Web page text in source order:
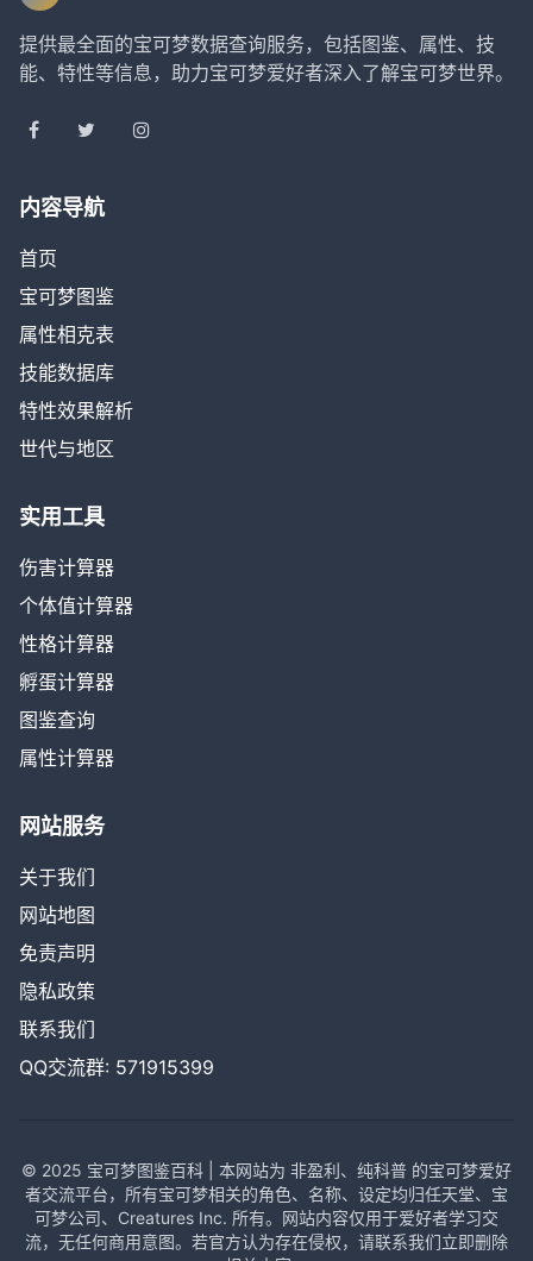
提供最全面的宝可梦数据查询服务，包括图鉴、属性、技
能、特性等信息，助力宝可梦爱好者深入了解宝可梦世界。
内容导航
首页
宝可梦图鉴
属性相克表
技能数据库
特性效果解析
世代与地区
实用工具
伤害计算器
个体值计算器
性格计算器
孵蛋计算器
图鉴查询
属性计算器
网站服务
关于我们
网站地图
免责声明
隐私政策
联系我们
QQ交流群: 571915399
© 2025 宝可梦图鉴百科 | 本网站为 非盈利、纯科普 的宝可梦爱好
者交流平台，所有宝可梦相关的角色、名称、设定均归任天堂、宝
可梦公司、Creatures Inc. 所有。网站内容仅用于爱好者学习交
流，无任何商用意图。若官方认为存在侵权，请联系我们立即删除